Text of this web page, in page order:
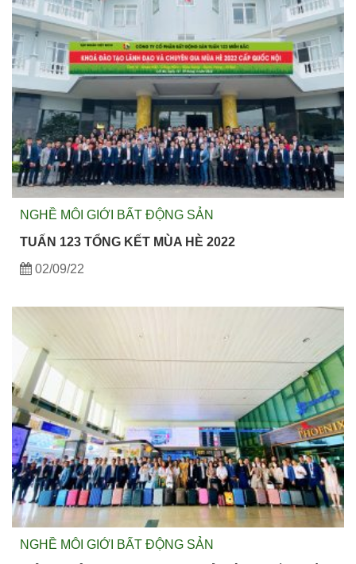
NGHỀ MÔI GIỚI BẤT ĐỘNG SẢN
TUẤN 123 TỔNG KẾT MÙA HÈ 2022
02/09/22
NGHỀ MÔI GIỚI BẤT ĐỘNG SẢN